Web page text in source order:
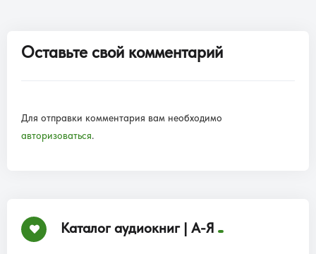
Оставьте свой комментарий
Для отправки комментария вам необходимо
авторизоваться.
Каталог аудиокниг | А-Я